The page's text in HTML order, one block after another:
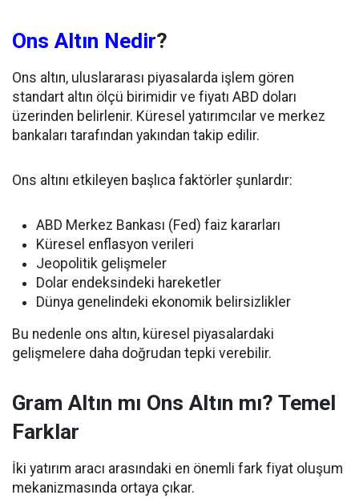
Ons Altın Nedir?
Ons altın, uluslararası piyasalarda işlem gören
standart altın ölçü birimidir ve fiyatı ABD doları
üzerinden belirlenir. Küresel yatırımcılar ve merkez
bankaları tarafından yakından takip edilir.
Ons altını etkileyen başlıca faktörler şunlardır:
ABD Merkez Bankası (Fed) faiz kararları
Küresel enflasyon verileri
Jeopolitik gelişmeler
Dolar endeksindeki hareketler
Dünya genelindeki ekonomik belirsizlikler
Bu nedenle ons altın, küresel piyasalardaki
gelişmelere daha doğrudan tepki verebilir.
Gram Altın mı Ons Altın mı? Temel
Farklar
İki yatırım aracı arasındaki en önemli fark fiyat oluşum
mekanizmasında ortaya çıkar.